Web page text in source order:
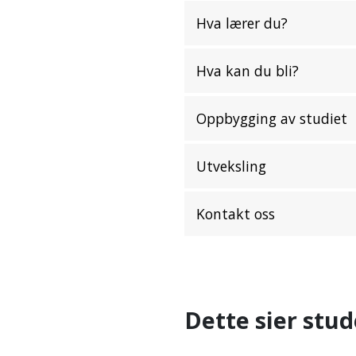
Hva lærer du?
Hva kan du bli?
Oppbygging av studiet
Utveksling
Kontakt oss
Dette sier